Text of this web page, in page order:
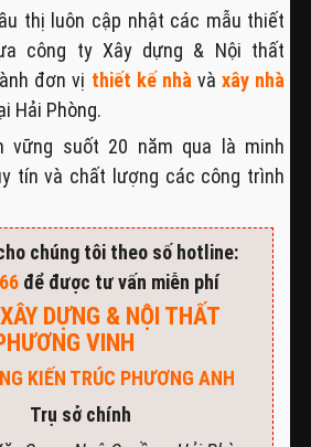
thị luôn cập nhật các mẫu thiết
công ty Xây dựng & Nội thất
đơn vị thiết kế nhà và xây nhà
Hải Phòng.
vững suốt 20 năm qua là minh
tín và chất lượng các công trình
chúng tôi theo số hotline:
để được tư vấn miễn phí
DỰNG & NỘI THẤT
VINH
KIẾN TRÚC PHƯƠNG ANH
Trụ sở chính